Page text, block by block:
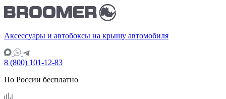
Аксессуары и автобоксы на крышу автомобиля
8 (800) 101-12-83
По России бесплатно